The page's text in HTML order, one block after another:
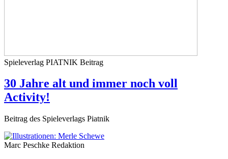
Spieleverlag PIATNIK Beitrag
30 Jahre alt und immer noch voll
Activity!
Beitrag des Spieleverlags Piatnik
Marc Peschke Redaktion